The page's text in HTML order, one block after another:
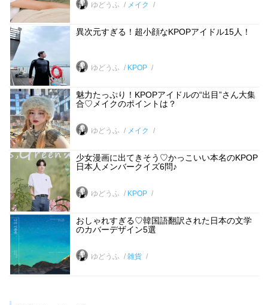
ゆどうふ メイク
異次元すぎる！超小顔なKPOPアイドル15人！
ゆどうふ KPOP
魅力たっぷり！KPOPアイドルの“出目”さん大集
合♡メイクのポイントは？
ゆどうふ メイク
少女漫画に出てきそう♡かっこいい本名のKPOP
日本人メンバークイズ6問♪
ゆどうふ KPOP
おしゃれすぎる♡韓国語翻訳された日本の文学
のカバーデザイン5選
ゆどうふ 雑貨